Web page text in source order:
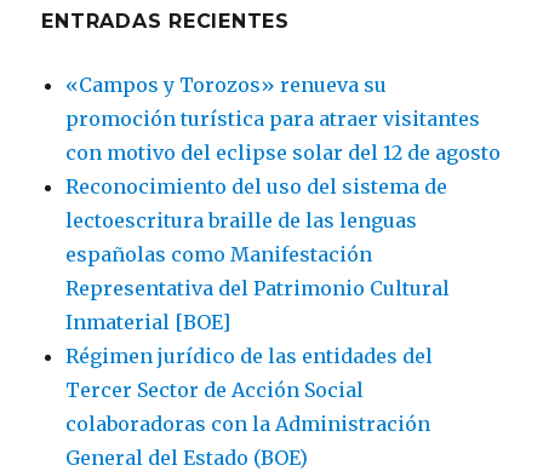
ENTRADAS RECIENTES
«Campos y Torozos» renueva su
promoción turística para atraer visitantes
con motivo del eclipse solar del 12 de agosto
Reconocimiento del uso del sistema de
lectoescritura braille de las lenguas
españolas como Manifestación
Representativa del Patrimonio Cultural
Inmaterial [BOE]
Régimen jurídico de las entidades del
Tercer Sector de Acción Social
colaboradoras con la Administración
General del Estado (BOE)